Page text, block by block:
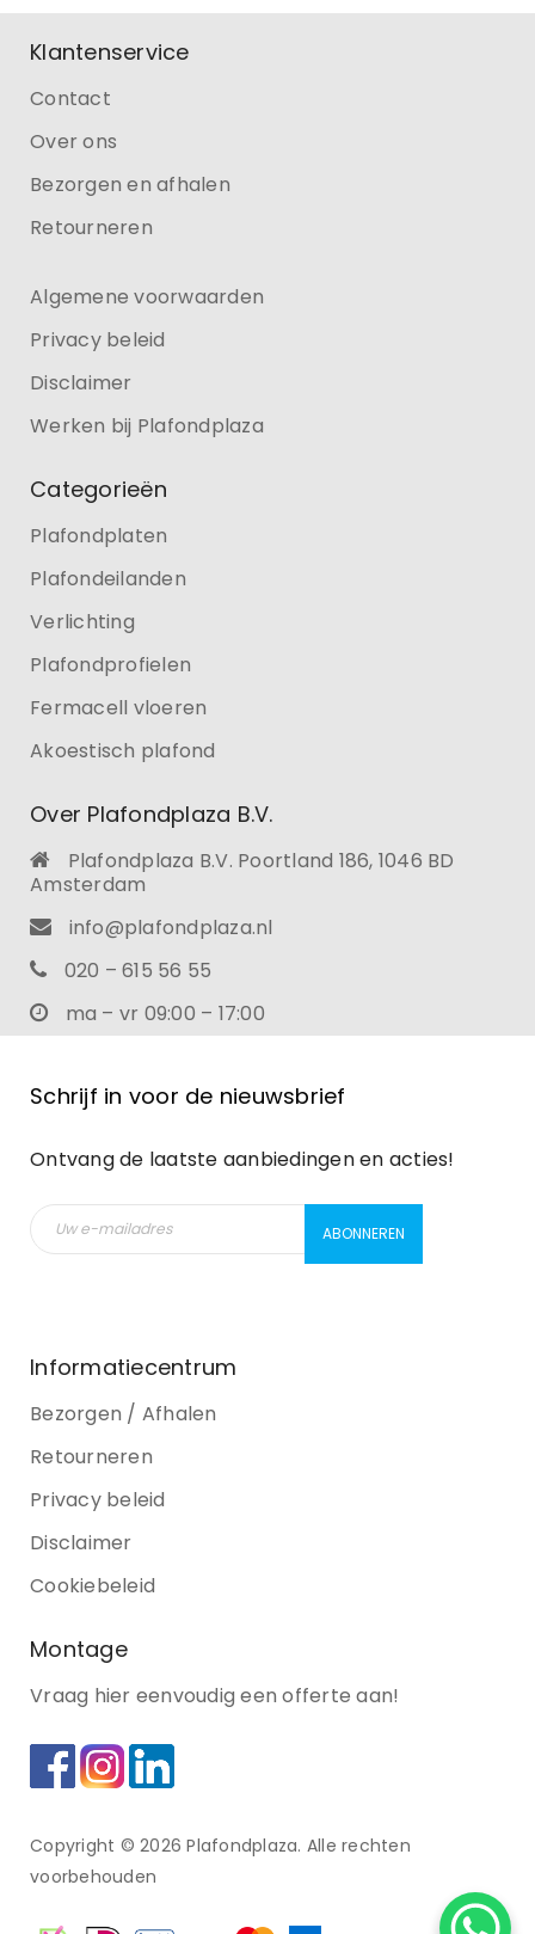
Klantenservice
Contact
Over ons
Bezorgen en afhalen
Retourneren
Algemene voorwaarden
Privacy beleid
Disclaimer
Werken bij Plafondplaza
Categorieën
Plafondplaten
Plafondeilanden
Verlichting
Plafondprofielen
Fermacell vloeren
Akoestisch plafond
Over Plafondplaza B.V.
Plafondplaza B.V. Poortland 186, 1046 BD
Amsterdam
info@plafondplaza.nl
020 – 615 56 55
ma – vr 09:00 – 17:00
Schrijf in voor de nieuwsbrief
Ontvang de laatste aanbiedingen en acties!
Informatiecentrum
Bezorgen / Afhalen
Retourneren
Privacy beleid
Disclaimer
Cookiebeleid
Montage
Vraag hier eenvoudig een offerte aan!
Copyright © 2026 Plafondplaza. Alle rechten
voorbehouden